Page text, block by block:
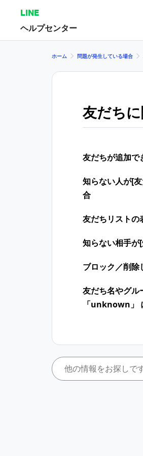
LINE
ヘルプセンター
ホーム 問題が発生している場合
友だち
友だちが追加で
知らない人が[
合
友だちリストの
知らない相手が
ブロック／削除
友だち名やグル
「unknown」